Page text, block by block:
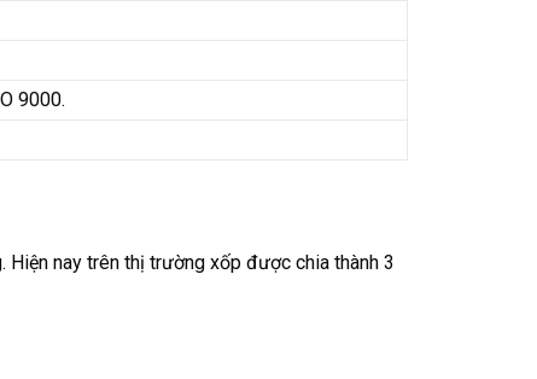
9000.
nay trên thị trường xốp được chia thành 3